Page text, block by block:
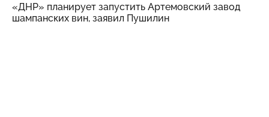
«ДНР» планирует запустить Артемовский завод
шампанских вин, заявил Пушилин